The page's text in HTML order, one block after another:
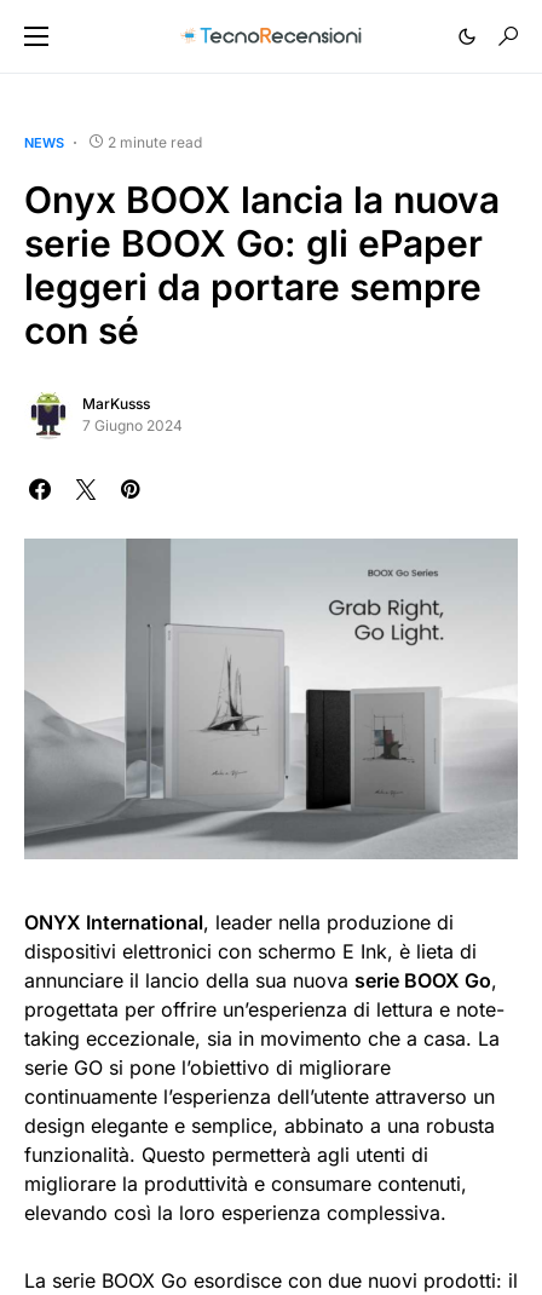
NEWS 2 minute read
Onyx BOOX lancia la nuova
serie BOOX Go: gli ePaper
leggeri da portare sempre
con sé
MarKusss
7 Giugno 2024
ONYX International, leader nella produzione di
dispositivi elettronici con schermo E Ink, è lieta di
annunciare il lancio della sua nuova serie BOOX Go,
progettata per offrire un’esperienza di lettura e note-
taking eccezionale, sia in movimento che a casa. La
serie GO si pone l’obiettivo di migliorare
continuamente l’esperienza dell’utente attraverso un
design elegante e semplice, abbinato a una robusta
funzionalità. Questo permetterà agli utenti di
migliorare la produttività e consumare contenuti,
elevando così la loro esperienza complessiva.
La serie BOOX Go esordisce con due nuovi prodotti: il